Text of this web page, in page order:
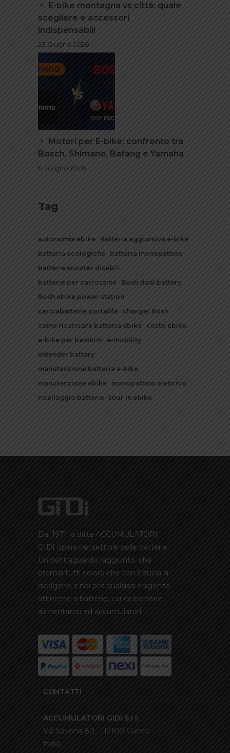
E-bike montagna vs città: quale
scegliere e accessori
indispensabili
23 Giugno 2026
Motori per E-bike: confronto tra
Bosch, Shimano, Bafang e Yamaha
8 Giugno 2026
Tag
autonomia ebike
Batteria aggiuntiva e-bike
batteria ecologiche
batteria monopattino
batteria scooter disabili
batterie per carrozzine
Bosh dual battery
Bosh ebike power station
caricabatterie portatile
charger Bosh
come ricaricare batteria ebike
costo ebike
e-bike per bambini
e-mobility
extender battery
manutenzione batteria e-bike
manutenzione ebike
monopattino elettrico
ricellaggio batterie
tour in ebike
Dal 1971 la ditta ACCUMULATORI
GIDI opera nel settore delle batterie.
Un bel traguardo raggiunto, che
premia tutti coloro che con fiducia si
rivolgono a noi per qualsiasi esigenza
attinente a batterie, carica batterie,
alimentatori ed accumulatori.
CONTATTI
ACCUMULATORI GIDI S.r.l.
Via Savona 81L - 12100 Cuneo -
Italia